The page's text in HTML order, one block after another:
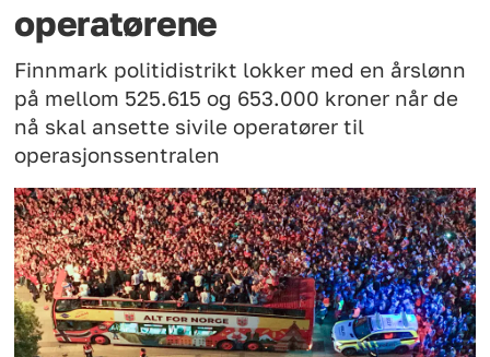
operatørene
Finnmark politidistrikt lokker med en årslønn
på mellom 525.615 og 653.000 kroner når de
nå skal ansette sivile operatører til
operasjonssentralen